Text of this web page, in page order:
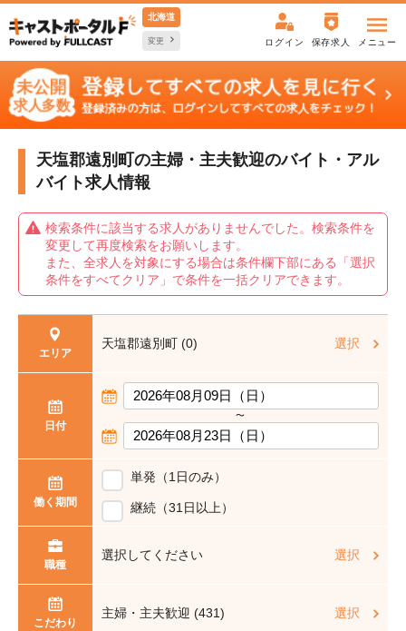
北海道
変更 ログイン 保存求人 メニュー
天塩郡遠別町の主婦・主夫歓迎のバイト・アル
バイト求人情報
検索条件に該当する求人がありませんでした。検索条件を
変更して再度検索をお願いします。
また、全求人を対象にする場合は条件欄下部にある「選択
条件をすべてクリア」で条件を一括クリアできます。
エリア
天塩郡遠別町 (0) 選択
日付
〜
働く期間
単発（1日のみ）
継続（31日以上）
職種
選択してください 選択
こだわり
主婦・主夫歓迎 (431) 選択